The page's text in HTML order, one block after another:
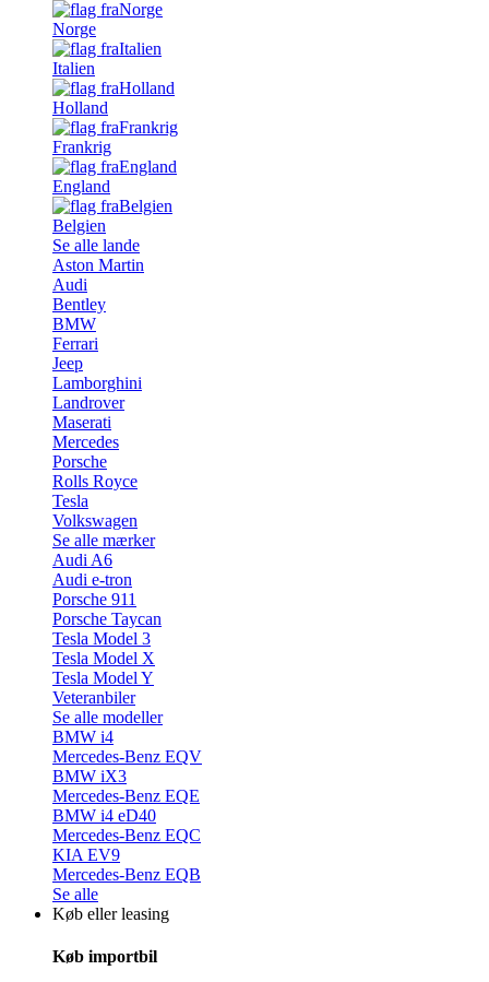
Norge
Italien
Holland
Frankrig
England
Belgien
Se alle lande
Aston Martin
Audi
Bentley
BMW
Ferrari
Jeep
Lamborghini
Landrover
Maserati
Mercedes
Porsche
Rolls Royce
Tesla
Volkswagen
Se alle mærker
Audi A6
Audi e-tron
Porsche 911
Porsche Taycan
Tesla Model 3
Tesla Model X
Tesla Model Y
Veteranbiler
Se alle modeller
BMW i4
Mercedes-Benz EQV
BMW iX3
Mercedes-Benz EQE
BMW i4 eD40
Mercedes-Benz EQC
KIA EV9
Mercedes-Benz EQB
Se alle
Køb eller leasing
Køb importbil